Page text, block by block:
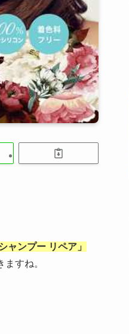
ャンプー リペア」
ますね。